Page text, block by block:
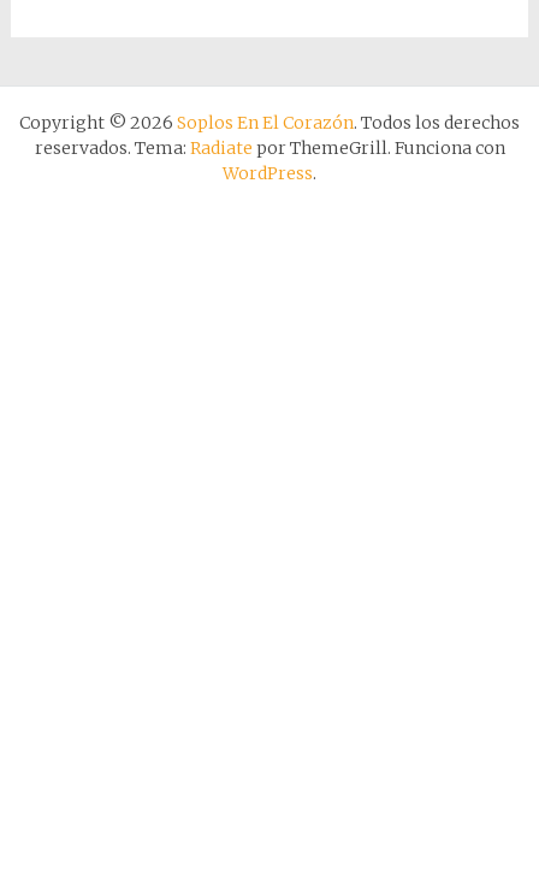
Copyright © 2026 Soplos En El Corazón. Todos los derechos
reservados. Tema: Radiate por ThemeGrill. Funciona con
WordPress.